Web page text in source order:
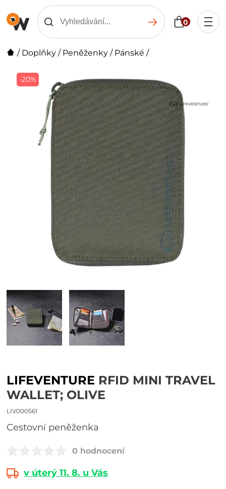
0
/ Doplňky / Peněženky / Pánské /
-20%
LIFEVENTURE RFID MINI TRAVEL
WALLET; OLIVE
LIV000561
Cestovní peněženka
0 hodnocení
v úterý 11. 8. u Vás